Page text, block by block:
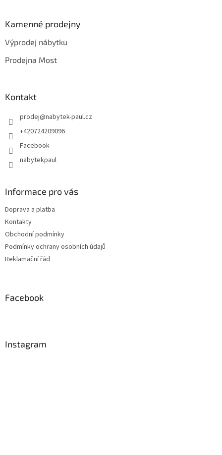
Kamenné prodejny
Výprodej nábytku
Prodejna Most
Kontakt
prodej@nabytek-paul.cz
+420724209096
Facebook
nabytekpaul
Informace pro vás
Doprava a platba
Kontakty
Obchodní podmínky
Podmínky ochrany osobních údajů
Reklamační řád
Facebook
Instagram